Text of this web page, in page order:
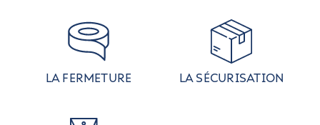
LA FERMETURE LA SÉCURISATION